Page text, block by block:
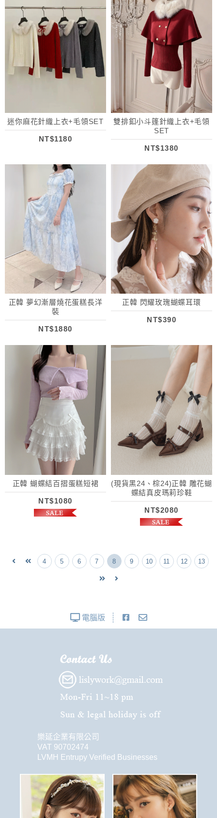
迷你麻花針織上衣+毛領SET
NT$1180
雙排釦小斗篷針織上衣+毛領
SET
NT$1380
正韓 夢幻漸層燒花蛋糕長洋
裝
NT$1880
正韓 閃耀玫瑰蝴蝶耳環
NT$390
正韓 蝴蝶結百摺蛋糕短裙
NT$1080
(現貨黑24、棕24)正韓 雕花蝴
蝶結真皮瑪莉珍鞋
NT$2080
4 5 6 7 8 9 10 11 12 13
電腦版
樂延企業有限公司
VAT 90702474
LVMH Entrupy Verified Businesses